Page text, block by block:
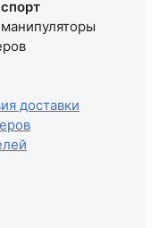
доставки